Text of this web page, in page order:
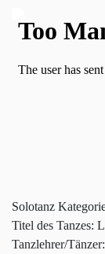
Solotanz
Titel des Tanzes:
Tanzlehrer/